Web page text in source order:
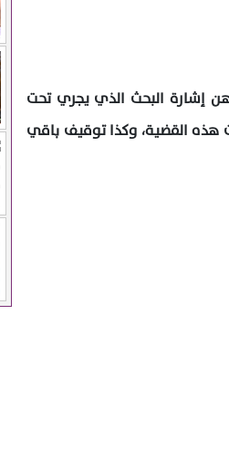
إشارة البحث الذي يجري تحت
هذه القضية، وكذا توقيف باقي